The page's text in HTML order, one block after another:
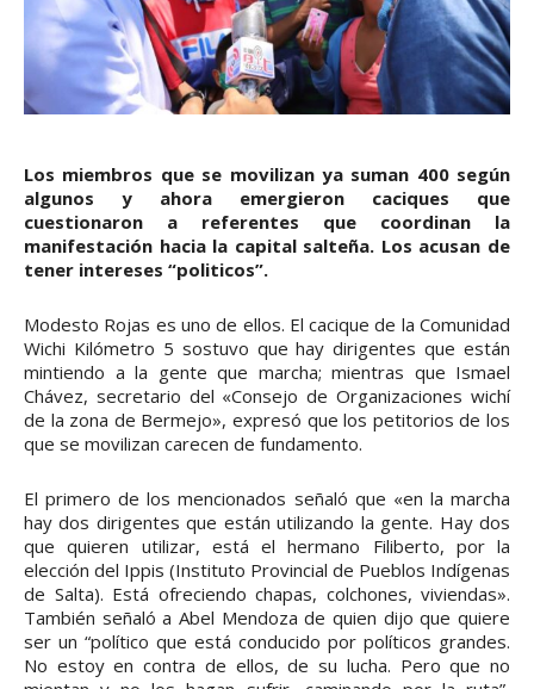
Los miembros que se movilizan ya suman 400 según
algunos y ahora emergieron caciques que
cuestionaron a referentes que coordinan la
manifestación hacia la capital salteña. Los acusan de
tener intereses “politicos”.
Modesto Rojas es uno de ellos. El cacique de la Comunidad
Wichi Kilómetro 5 sostuvo que hay dirigentes que están
mintiendo a la gente que marcha; mientras que Ismael
Chávez, secretario del «Consejo de Organizaciones wichí
de la zona de Bermejo», expresó que los petitorios de los
que se movilizan carecen de fundamento.
El primero de los mencionados señaló que «en la marcha
hay dos dirigentes que están utilizando la gente. Hay dos
que quieren utilizar, está el hermano Filiberto, por la
elección del Ippis (Instituto Provincial de Pueblos Indígenas
de Salta). Está ofreciendo chapas, colchones, viviendas».
También señaló a Abel Mendoza de quien dijo que quiere
ser un “político que está conducido por políticos grandes.
No estoy en contra de ellos, de su lucha. Pero que no